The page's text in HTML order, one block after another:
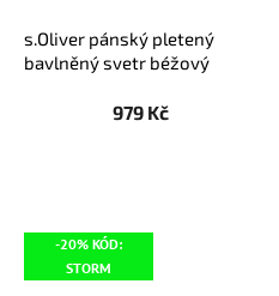
s.Oliver pánský pletený
bavlněný svetr béžový
979 Kč
-20% KÓD:
STORM